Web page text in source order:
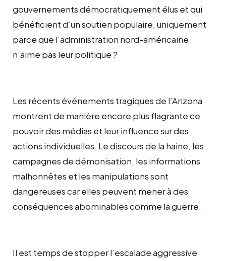
gouvernements démocratiquement élus et qui
bénéficient d’un soutien populaire, uniquement
parce que l’administration nord-américaine
n’aime pas leur politique ?
Les récents événements tragiques de l’Arizona
montrent de manière encore plus flagrante ce
pouvoir des médias et leur influence sur des
actions individuelles. Le discours de la haine, les
campagnes de démonisation, les informations
malhonnêtes et les manipulations sont
dangereuses car elles peuvent mener à des
conséquences abominables comme la guerre.
Il est temps de stopper l’escalade aggressive